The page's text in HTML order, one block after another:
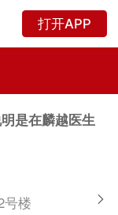
打开APP
是在麟越医生
号楼